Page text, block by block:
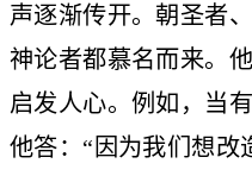
声逐渐传开。朝圣者
神论者都慕名而来。
启发人心。例如，当
他答：“因为我们想改